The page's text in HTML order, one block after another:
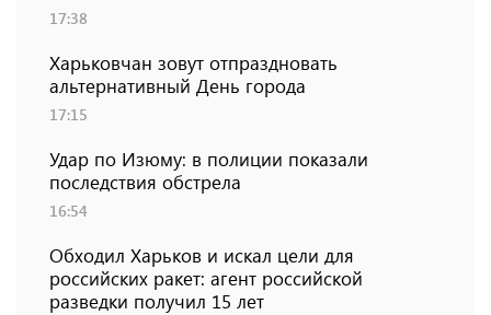
17:38
Харьковчан зовут отпраздновать
альтернативный День города
17:15
Удар по Изюму: в полиции показали
последствия обстрела
16:54
Обходил Харьков и искал цели для
российских ракет: агент российской
разведки получил 15 лет